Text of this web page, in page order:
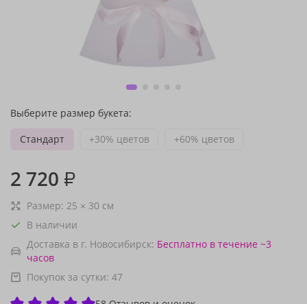
Выберите размер букета:
Стандарт
+30% цветов +60% цветов
2 720 ₽
Размер: 25 × 30 см
В наличии
Доставка в г. Новосибирск: Бесплатно в течение ~3
часов
Покупок за сутки: 47